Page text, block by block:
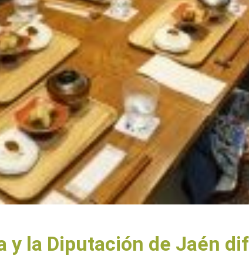
y la Diputación de Jaén